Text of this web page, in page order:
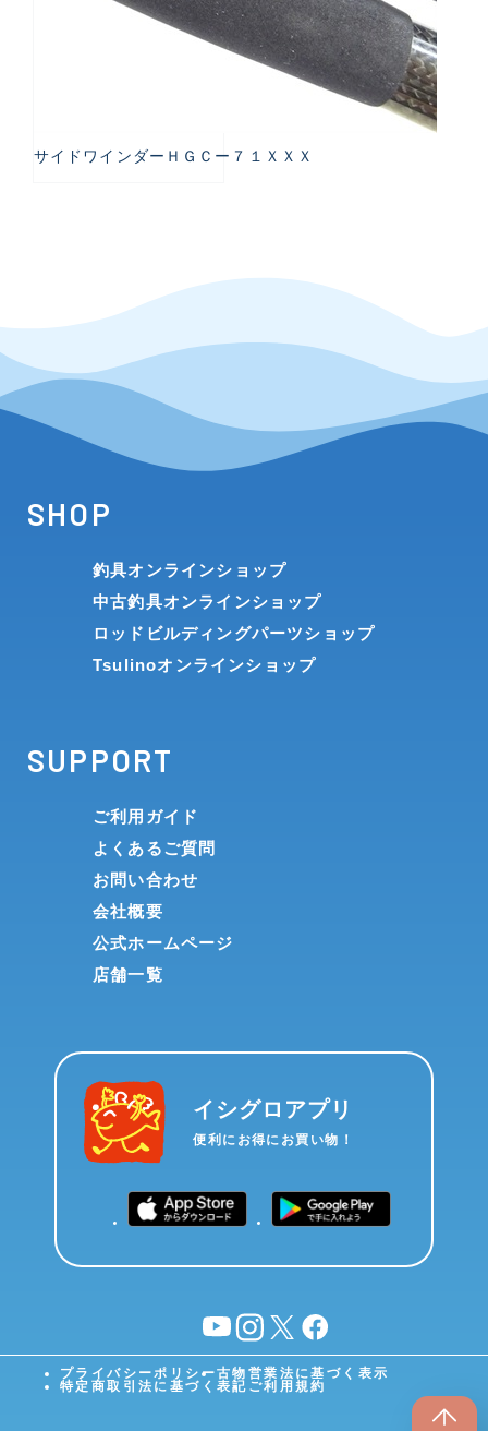
サイドワインダーＨＧＣー７１ＸＸＸ
SHOP
釣具オンラインショップ
中古釣具オンラインショップ
ロッドビルディングパーツショップ
Tsulinoオンラインショップ
SUPPORT
ご利用ガイド
よくあるご質問
お問い合わせ
会社概要
公式ホームページ
店舗一覧
イシグロアプリ
便利にお得にお買い物！
YouTubeinstagram
X facebook
プライバシーポリシー古物営業法に基づく表示
特定商取引法に基づく表記 ご利用規約